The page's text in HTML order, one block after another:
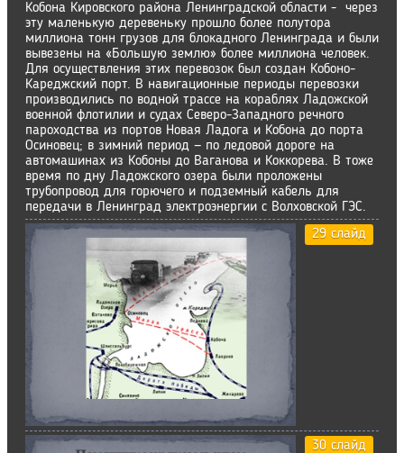
Кобона Кировского района Ленинградской области - через
эту маленькую деревеньку прошло более полутора
миллиона тонн грузов для блокадного Ленинграда и были
вывезены на «Большую землю» более миллиона человек.
Для осуществления этих перевозок был создан Кобоно-
Кареджский порт. В навигационные периоды перевозки
производились по водной трассе на кораблях Ладожской
военной флотилии и судах Северо-Западного речного
пароходства из портов Новая Ладога и Кобона до порта
Осиновец; в зимний период — по ледовой дороге на
автомашинах из Кобоны до Ваганова и Коккорева. В тоже
время по дну Ладожского озера были проложены
трубопровод для горючего и подземный кабель для
передачи в Ленинград электроэнергии с Волховской ГЭС.
29 слайд
30 слайд